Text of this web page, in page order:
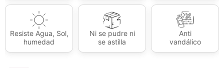
Resiste Agua, Sol,
humedad
Ni se pudre ni
se astilla
Anti
vandálico